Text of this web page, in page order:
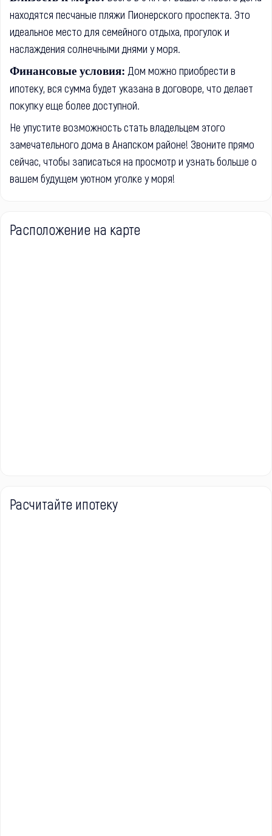
находятся песчаные пляжи Пионерского проспекта. Это
идеальное место для семейного отдыха, прогулок и
наслаждения солнечными днями у моря.
Финансовые условия: Дом можно приобрести в
ипотеку, вся сумма будет указана в договоре, что делает
покупку еще более доступной.
Не упустите возможность стать владельцем этого
замечательного дома в Анапском районе! Звоните прямо
сейчас, чтобы записаться на просмотр и узнать больше о
вашем будущем уютном уголке у моря!
Расположение на карте
Расчитайте ипотеку